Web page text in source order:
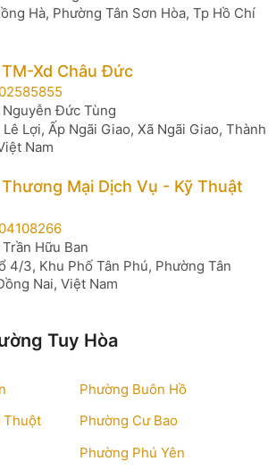
Hà, Phường Tân Sơn Hòa, Tp Hồ Chí
Xd Châu Đức
Nguyễn Đức Tùng
Lê Lợi, Ấp Ngãi Giao, Xã Ngãi Giao, Thành
Nam
Mại Dịch Vụ - Kỹ Thuật
Trần Hữu Ban
4/3, Khu Phố Tân Phú, Phường Tân
Nai, Việt Nam
Tuy Hòa
Phường Buôn Hồ
Thuột
Phường Cư Bao
Phường Phú Yên